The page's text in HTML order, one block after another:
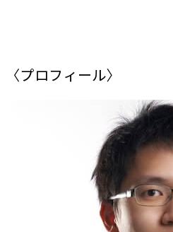
〈プロフィール〉